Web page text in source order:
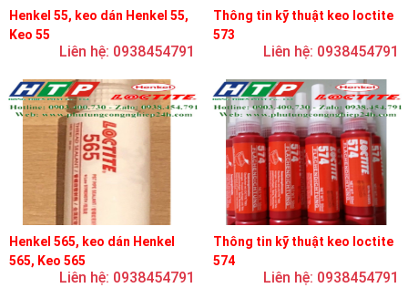
Henkel 55, keo dán Henkel 55,
Keo 55
Liên hệ: 0938454791
Thông tin kỹ thuật keo loctite
573
Liên hệ: 0938454791
Henkel 565, keo dán Henkel
565, Keo 565
Liên hệ: 0938454791
Thông tin kỹ thuật keo loctite
574
Liên hệ: 0938454791